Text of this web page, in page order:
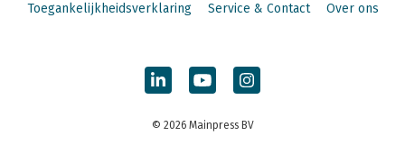
Toegankelijkheidsverklaring
Service & Contact Over ons
© 2026 Mainpress BV